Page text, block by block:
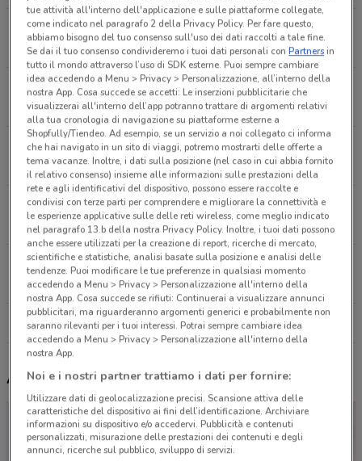
Via delle Baleniere, 23 Ostia
630 m
Viale Donato Bramante, 31/65, 31/65 Fiumicino
7.5 km
Via di Acilia 9 Roma
8.6 km
Via Alessandro Volta, 33 Fiumicino
8.7 km
Via Geminiano Montanari Fiumicino
9.7 km
Tutti i negozi Wycon
Altri volantini nelle vicinanze
tue attività all'interno dell'applicazione e sulle piattaforme collegate,
come indicato nel paragrafo 2 della Privacy Policy. Per fare questo,
abbiamo bisogno del tuo consenso sull'uso dei dati raccolti a tale fine.
Se dai il tuo consenso condivideremo i tuoi dati personali conPartnersin
tutto il mondo attraverso l’uso di SDK esterne. Puoi sempre cambiare
idea accedendo a Menu > Privacy > Personalizzazione, all’interno della
nostra App. Cosa succede se accetti: Le inserzioni pubblicitarie che
visualizzerai all'interno dell’app potranno trattare di argomenti relativi
alla tua cronologia di navigazione su piattaforme esterne a
Shopfully/Tiendeo. Ad esempio, se un servizio a noi collegato ci informa
che hai navigato in un sito di viaggi, potremo mostrarti delle offerte a
tema vacanze. Inoltre, i dati sulla posizione (nel caso in cui abbia fornito
il relativo consenso) insieme alle informazioni sulle prestazioni della
rete e agli identificativi del dispositivo, possono essere raccolte e
condivisi con terze parti per comprendere e migliorare la connettività e
le esperienze applicative sulle delle reti wireless, come meglio indicato
nel paragrafo 13.b della nostra Privacy Policy. Inoltre, i tuoi dati possono
anche essere utilizzati per la creazione di report, ricerche di mercato,
scientifiche e statistiche, analisi basate sulla posizione e analisi delle
tendenze. Puoi modificare le tue preferenze in qualsiasi momento
accedendo a Menu > Privacy > Personalizzazione all'interno della
nostra App. Cosa succede se rifiuti: Continuerai a visualizzare annunci
pubblicitari, ma riguarderanno argomenti generici e probabilmente non
saranno rilevanti per i tuoi interessi. Potrai sempre cambiare idea
accedendo a Menu > Privacy > Personalizzazione all'interno della
nostra App.
Noi e i nostri partner trattiamo i dati per fornire:
Utilizzare dati di geolocalizzazione precisi. Scansione attiva delle
caratteristiche del dispositivo ai fini dell’identificazione. Archiviare
informazioni su dispositivo e/o accedervi. Pubblicità e contenuti
personalizzati, misurazione delle prestazioni dei contenuti e degli
annunci, ricerche sul pubblico, sviluppo di servizi.